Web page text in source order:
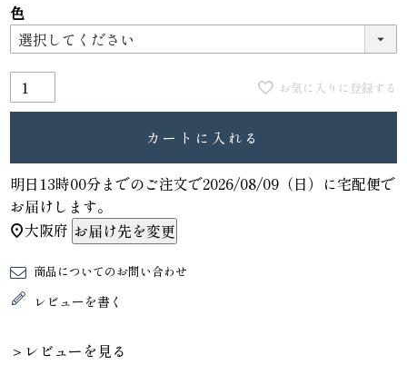
色
お気に入りに登録する
カートに入れる
明日 13時00分までのご注文で2026/08/09（日） に宅配便で
お届けします。
大阪府 お届け先を変更
商品についてのお問い合わせ
レビューを書く
＞レビューを見る